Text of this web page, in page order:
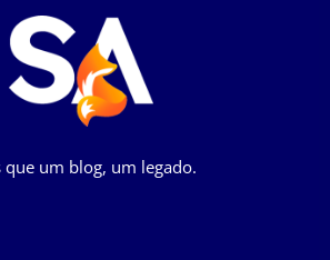
que um blog, um legado.